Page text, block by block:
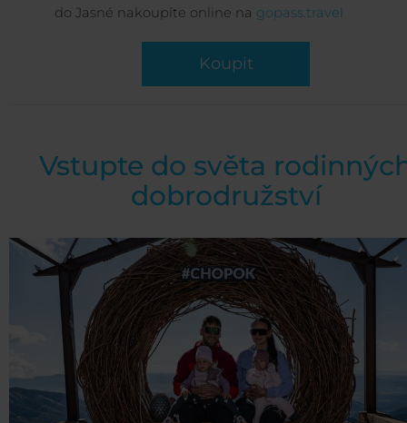
do Jasné nakoupíte online na gopass.travel
Koupit
Vstupte do světa
dobrodružství